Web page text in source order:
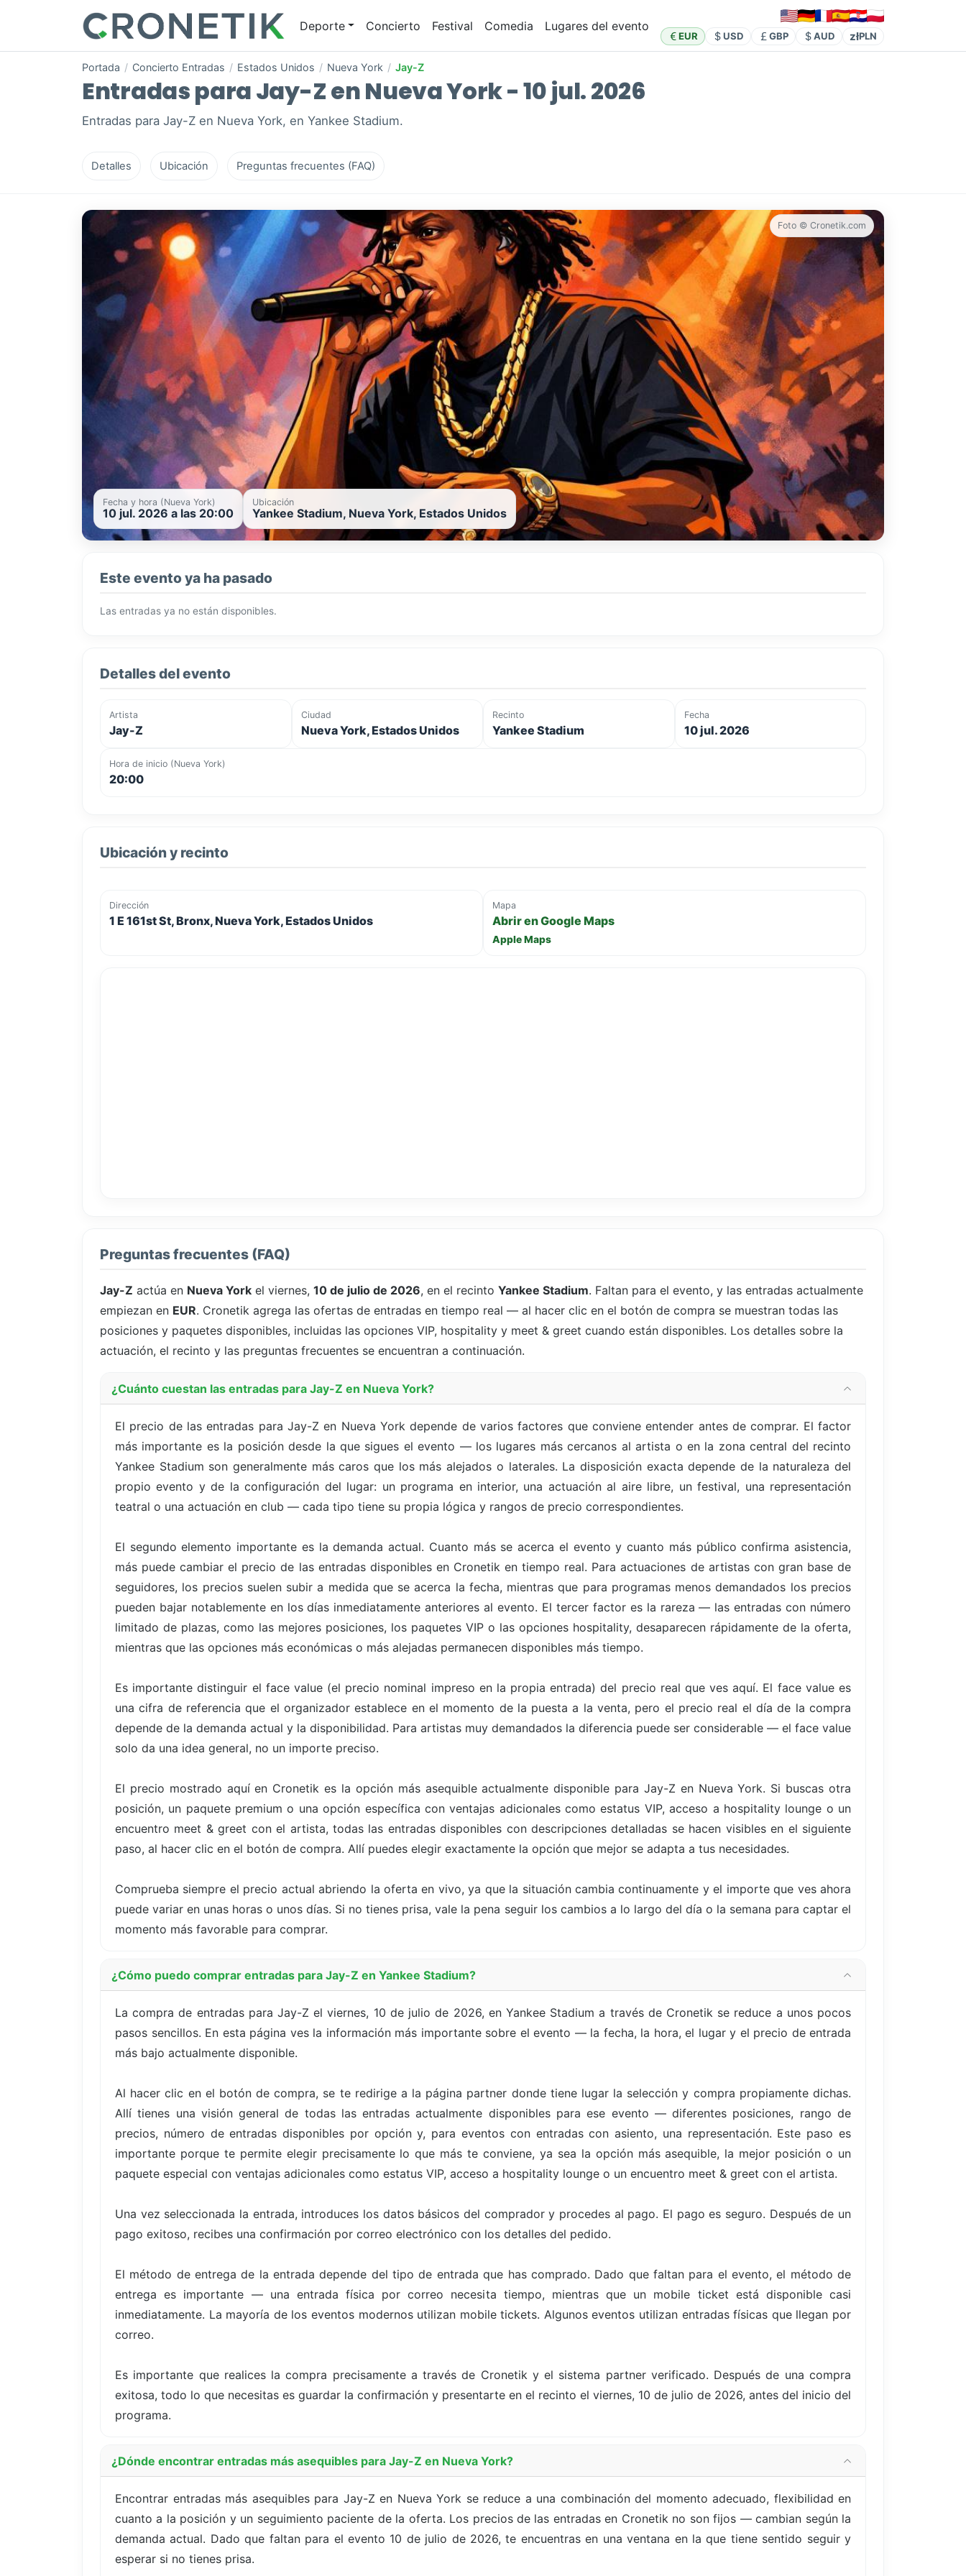
Deporte Concierto Festival Comedia Lugares del evento
EUR USD GBP AUD złPLN
Portada / Concierto Entradas / Estados Unidos / Nueva York / Jay-Z
Entradas para Jay-Z en Nueva York - 10 jul. 2026
Entradas para Jay-Z en Nueva York, en Yankee Stadium.
Detalles Ubicación Preguntas frecuentes (FAQ)
Foto © Cronetik.com
Fecha y hora (Nueva York)
10 jul. 2026 a las 20:00
Ubicación
Yankee Stadium, Nueva York, Estados Unidos
Este evento ya ha pasado
Las entradas ya no están disponibles.
Detalles del evento
Artista
Jay-Z
Ciudad
Nueva York, Estados Unidos
Recinto
Yankee Stadium
Fecha
10 jul. 2026
Hora de inicio (Nueva York)
20:00
Ubicación y recinto
Dirección
1 E 161st St, Bronx, Nueva York, Estados Unidos
Mapa
Abrir en Google Maps
Apple Maps
Preguntas frecuentes (FAQ)
Jay-Z actúa en Nueva York el viernes, 10 de julio de 2026, en el recinto Yankee Stadium. Faltan para el evento, y las entradas actualmente
empiezan en EUR. Cronetik agrega las ofertas de entradas en tiempo real — al hacer clic en el botón de compra se muestran todas las
posiciones y paquetes disponibles, incluidas las opciones VIP, hospitality y meet & greet cuando están disponibles. Los detalles sobre la
actuación, el recinto y las preguntas frecuentes se encuentran a continuación.
¿Cuánto cuestan las entradas para Jay-Z en Nueva York?
El precio de las entradas para Jay-Z en Nueva York depende de varios factores que conviene entender antes de comprar. El factor
más importante es la posición desde la que sigues el evento — los lugares más cercanos al artista o en la zona central del recinto
Yankee Stadium son generalmente más caros que los más alejados o laterales. La disposición exacta depende de la naturaleza del
propio evento y de la configuración del lugar: un programa en interior, una actuación al aire libre, un festival, una representación
teatral o una actuación en club — cada tipo tiene su propia lógica y rangos de precio correspondientes.
El segundo elemento importante es la demanda actual. Cuanto más se acerca el evento y cuanto más público confirma asistencia,
más puede cambiar el precio de las entradas disponibles en Cronetik en tiempo real. Para actuaciones de artistas con gran base de
seguidores, los precios suelen subir a medida que se acerca la fecha, mientras que para programas menos demandados los precios
pueden bajar notablemente en los días inmediatamente anteriores al evento. El tercer factor es la rareza — las entradas con número
limitado de plazas, como las mejores posiciones, los paquetes VIP o las opciones hospitality, desaparecen rápidamente de la oferta,
mientras que las opciones más económicas o más alejadas permanecen disponibles más tiempo.
Es importante distinguir el face value (el precio nominal impreso en la propia entrada) del precio real que ves aquí. El face value es
una cifra de referencia que el organizador establece en el momento de la puesta a la venta, pero el precio real el día de la compra
depende de la demanda actual y la disponibilidad. Para artistas muy demandados la diferencia puede ser considerable — el face value
solo da una idea general, no un importe preciso.
El precio mostrado aquí en Cronetik es la opción más asequible actualmente disponible para Jay-Z en Nueva York. Si buscas otra
posición, un paquete premium o una opción específica con ventajas adicionales como estatus VIP, acceso a hospitality lounge o un
encuentro meet & greet con el artista, todas las entradas disponibles con descripciones detalladas se hacen visibles en el siguiente
paso, al hacer clic en el botón de compra. Allí puedes elegir exactamente la opción que mejor se adapta a tus necesidades.
Comprueba siempre el precio actual abriendo la oferta en vivo, ya que la situación cambia continuamente y el importe que ves ahora
puede variar en unas horas o unos días. Si no tienes prisa, vale la pena seguir los cambios a lo largo del día o la semana para captar el
momento más favorable para comprar.
¿Cómo puedo comprar entradas para Jay-Z en Yankee Stadium?
La compra de entradas para Jay-Z el viernes, 10 de julio de 2026, en Yankee Stadium a través de Cronetik se reduce a unos pocos
pasos sencillos. En esta página ves la información más importante sobre el evento — la fecha, la hora, el lugar y el precio de entrada
más bajo actualmente disponible.
Al hacer clic en el botón de compra, se te redirige a la página partner donde tiene lugar la selección y compra propiamente dichas.
Allí tienes una visión general de todas las entradas actualmente disponibles para ese evento — diferentes posiciones, rango de
precios, número de entradas disponibles por opción y, para eventos con entradas con asiento, una representación. Este paso es
importante porque te permite elegir precisamente lo que más te conviene, ya sea la opción más asequible, la mejor posición o un
paquete especial con ventajas adicionales como estatus VIP, acceso a hospitality lounge o un encuentro meet & greet con el artista.
Una vez seleccionada la entrada, introduces los datos básicos del comprador y procedes al pago. El pago es seguro. Después de un
pago exitoso, recibes una confirmación por correo electrónico con los detalles del pedido.
El método de entrega de la entrada depende del tipo de entrada que has comprado. Dado que faltan para el evento, el método de
entrega es importante — una entrada física por correo necesita tiempo, mientras que un mobile ticket está disponible casi
inmediatamente. La mayoría de los eventos modernos utilizan mobile tickets. Algunos eventos utilizan entradas físicas que llegan por
correo.
Es importante que realices la compra precisamente a través de Cronetik y el sistema partner verificado. Después de una compra
exitosa, todo lo que necesitas es guardar la confirmación y presentarte en el recinto el viernes, 10 de julio de 2026, antes del inicio del
programa.
¿Dónde encontrar entradas más asequibles para Jay-Z en Nueva York?
Encontrar entradas más asequibles para Jay-Z en Nueva York se reduce a una combinación del momento adecuado, flexibilidad en
cuanto a la posición y un seguimiento paciente de la oferta. Los precios de las entradas en Cronetik no son fijos — cambian según la
demanda actual. Dado que faltan para el evento 10 de julio de 2026, te encuentras en una ventana en la que tiene sentido seguir y
esperar si no tienes prisa.